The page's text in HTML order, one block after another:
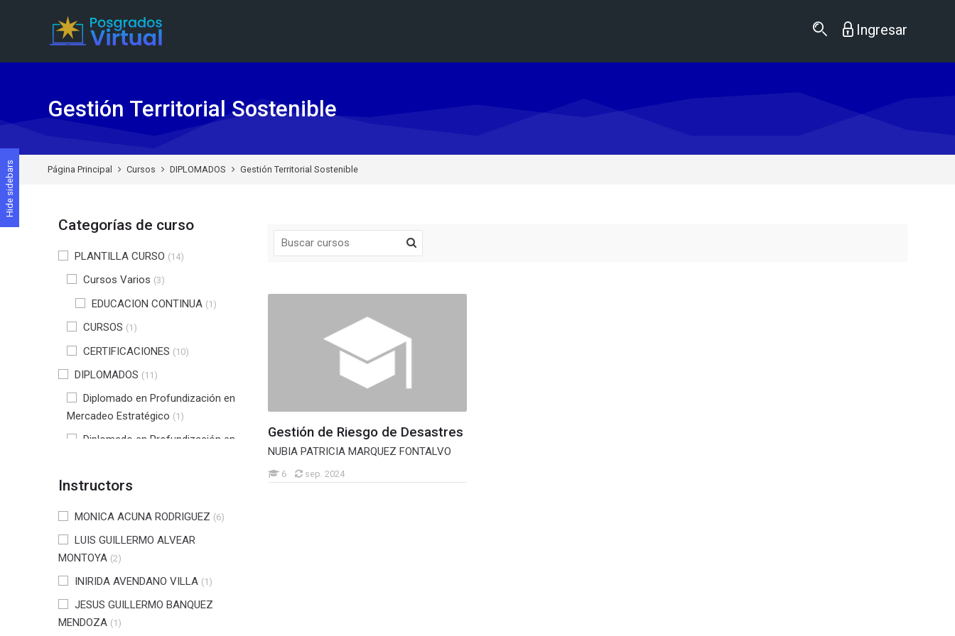
Gestión Territorial Sostenible
Página Principal Cursos DIPLOMADOS Gestión Territorial Sostenible
Gestión de Riesgo de Desastres
NUBIA PATRICIA MARQUEZ FONTALVO
6 sep. 2024
Categorías de curso
PLANTILLA CURSO (14)
Cursos Varios (3)
EDUCACION CONTINUA (1)
CURSOS (1)
CERTIFICACIONES (10)
DIPLOMADOS (11)
Diplomado en Profundización en
Mercadeo Estratégico (1)
Diplomado en Profundización en
software para la industria 4.0(4)
Diplomado en NIIF(3)
Diplomado en profundización en
gestión tributaria(1)
DIPLOMADO PROFUNDIZACIÓN
EN INTERVENCIÓN PSICOSOCIAL
Instructors
MONICA ACUNA RODRIGUEZ (6)
LUIS GUILLERMO ALVEAR
MONTOYA (2)
INIRIDA AVENDANO VILLA (1)
JESUS GUILLERMO BANQUEZ
MENDOZA (1)
Hide sidebars